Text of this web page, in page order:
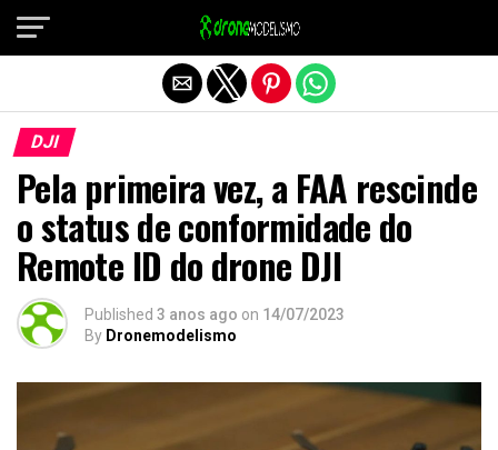
DJI
Pela primeira vez, a FAA rescinde
o status de conformidade do
Remote ID do drone DJI
Published 3 anos ago on 14/07/2023
By Dronemodelismo
Sair da versão mobile